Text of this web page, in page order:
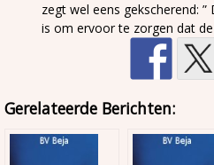
zegt wel eens gekscherend:
is om ervoor te zorgen dat
Gerelateerde Berichten: